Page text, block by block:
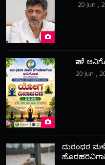
20 Jun ,
ನಾಳೆ
20 Jun ,
ದುರಂಧರ